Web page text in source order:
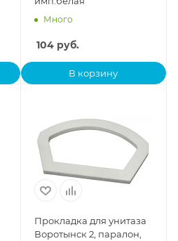
Много
104руб.
В корзину
Прокладка для унитаза
Воротынск 2, паралон,